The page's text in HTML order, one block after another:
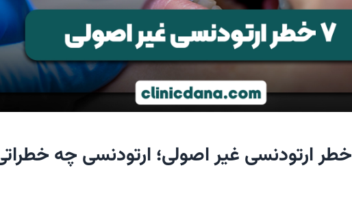
بررسی 7 خطر ارتودنسی غیر اصولی؛ ارتودنسی چه